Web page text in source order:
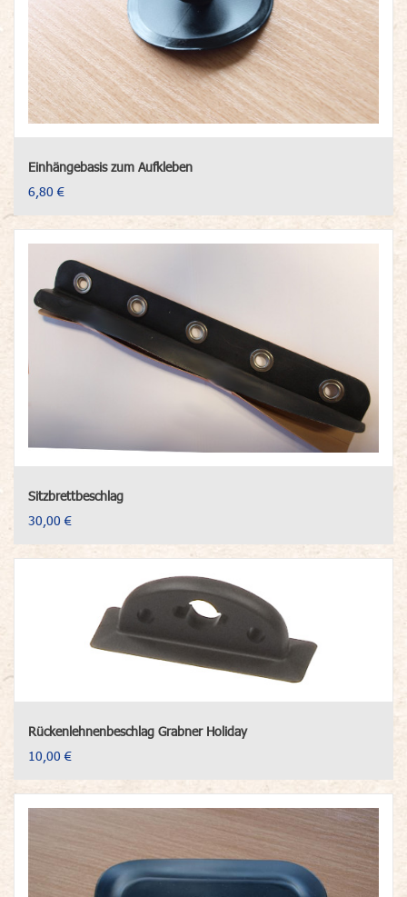
Einhängebasis zum Aufkleben
6,80 €
Sitzbrettbeschlag
30,00 €
Rückenlehnenbeschlag Grabner Holiday
10,00 €